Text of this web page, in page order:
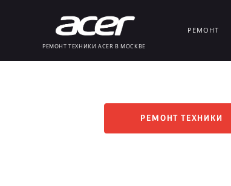
РЕМОНТ ТЕХНИКИ ACER В МОСКВЕ
РЕМОНТ
РЕМОНТ ТЕХНИКИ